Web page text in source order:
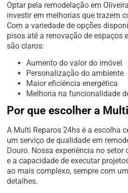
Optar pela remodelação em
investir em melhorias que trazem
Com a variedade de opções
pisos até a renovação de espaços
são claros:
Aumento do valor do imóvel
Personalização do ambiente
Maior eficiência energética
Melhoria na funcionalidade
Por que escolher a
A Multi Reparos 24hs é a escolha
um serviço de qualidade em
Douro. Nossa experiência no setor
e a capacidade de executar
ao mais complexo, sempre com
detalhes.